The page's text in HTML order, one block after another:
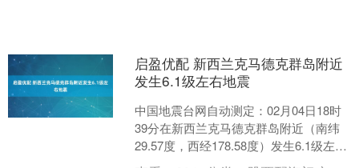
启盈优配 新西兰克马德克群岛附近
发生6.1级左右地震
中国地震台网自动测定：02月04日18时
39分在新西兰克马德克群岛附近（南纬
29.57度，西经178.58度）发生6.1级左右
地震。 举报 相关阅读 新疆伊犁州....